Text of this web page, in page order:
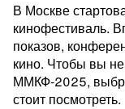
В Москве
кинофестиваль.
показов,
кино. Чтобы вы
ММКФ-2025,
стоит посмотреть.